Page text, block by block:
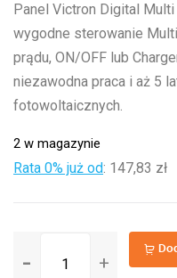
Panel Victron Digital
wygodne sterowanie
prądu, ON/OFF lub
niezawodna praca i aż 5
fotowoltaicznych.
2 w magazynie
Rata 0% już od: 147,83 zł
Digital